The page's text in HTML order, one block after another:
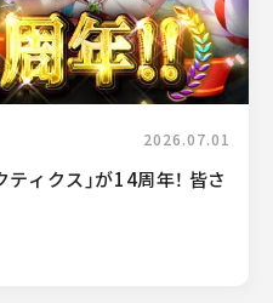
2026.07.01
ィクス」が14周年！ 皆さ